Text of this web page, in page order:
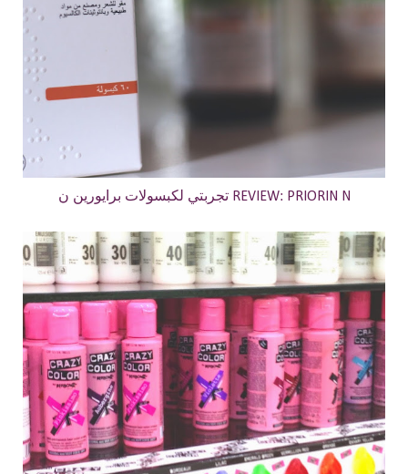
تجربتي لكبسولات برايورين ن REVIEW: PRIORIN N